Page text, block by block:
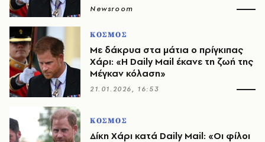
Newsroom
ΚΟΣΜΟΣ
Με δάκρυα στα μάτια ο πρίγκιπας
Χάρι: «Η Daily Mail έκανε τη ζωή της
Μέγκαν κόλαση»
21.01.2026, 16:53
ΚΟΣΜΟΣ
Δίκη Χάρι κατά Daily Mail: «Οι φίλοι